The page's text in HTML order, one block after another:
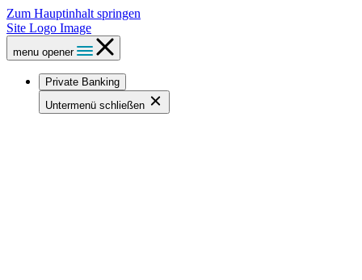
Zum Hauptinhalt springen
Site Logo Image
menu opener
Private Banking
Untermenü schließen